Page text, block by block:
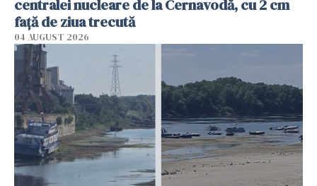
centralei nucleare de la Cernavodă, cu 2 cm
faţă de ziua trecută
04 AUGUST 2026